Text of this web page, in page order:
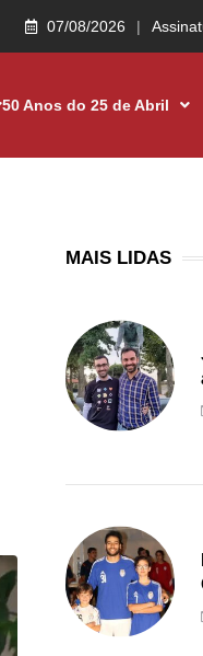
07/08/2026
50 Anos do 25 de Abril
MAIS LIDAS